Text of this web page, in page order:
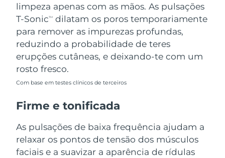
limpeza apenas com as mãos. As pulsações
T-SonicTM
dilatam os poros temporariamente
para remover as impurezas profundas,
reduzindo a probabilidade de teres
erupções cutâneas, e deixando-te com um
rosto fresco.
Com base em testes clínicos de terceiros
Firme e tonificada
As pulsações de baixa frequência ajudam a
relaxar os pontos de tensão dos músculos
faciais e a suavizar a aparência de rídulas
Suécia Entrega prevista8/8/26
Suíça Entrega prevista
Taiwan
Tailândia
Turquia
Emirados Árabes
Unidos
Entrega prevista 8/9/26